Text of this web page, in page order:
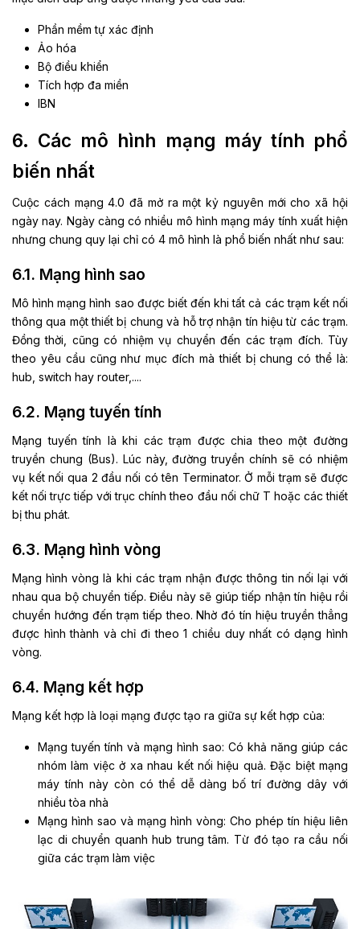
Phần mềm tự xác định
Ảo hóa
Bộ điều khiển
Tích hợp đa miền
IBN
6. Các mô hình mạng máy tính phổ
biến nhất
Cuộc cách mạng 4.0 đã mở ra một kỷ nguyên mới cho xã hội
ngày nay. Ngày càng có nhiều mô hình mạng máy tính xuất hiện
nhưng chung quy lại chỉ có 4 mô hình là phổ biến nhất như sau:
6.1. Mạng hình sao
Mô hình mạng hình sao được biết đến khi tất cả các trạm kết nối
thông qua một thiết bị chung và hỗ trợ nhận tín hiệu từ các trạm.
Đồng thời, cũng có nhiệm vụ chuyển đến các trạm đích. Tùy
theo yêu cầu cũng như mục đích mà thiết bị chung có thể là:
hub, switch hay router,....
6.2. Mạng tuyến tính
Mạng tuyến tính là khi các trạm được chia theo một đường
truyền chung (Bus). Lúc này, đường truyền chính sẽ có nhiệm
vụ kết nối qua 2 đầu nối có tên Terminator. Ở mỗi trạm sẽ được
kết nối trực tiếp với trục chính theo đầu nối chữ T hoặc các thiết
bị thu phát.
6.3. Mạng hình vòng
Mạng hình vòng là khi các trạm nhận được thông tin nối lại với
nhau qua bộ chuyển tiếp. Điều này sẽ giúp tiếp nhận tín hiệu rồi
chuyển hướng đến trạm tiếp theo. Nhờ đó tín hiệu truyền thẳng
được hình thành và chỉ đi theo 1 chiều duy nhất có dạng hình
vòng.
6.4. Mạng kết hợp
Mạng kết hợp là loại mạng được tạo ra giữa sự kết hợp của:
Mạng tuyến tính và mạng hình sao: Có khả năng giúp các
nhóm làm việc ở xa nhau kết nối hiệu quả. Đặc biệt mạng
máy tính này còn có thể dễ dàng bố trí đường dây với
nhiều tòa nhà
Mạng hình sao và mạng hình vòng: Cho phép tín hiệu liên
lạc di chuyển quanh hub trung tâm. Từ đó tạo ra cầu nối
giữa các trạm làm việc